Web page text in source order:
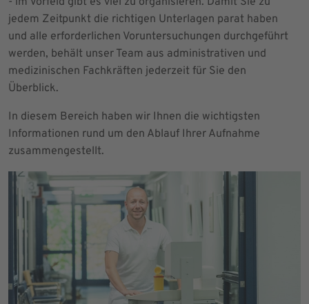
jedem Zeitpunkt die richtigen Unterlagen parat haben
und alle erforderlichen Voruntersuchungen durchgeführt
werden, behält unser Team aus administrativen und
medizinischen Fachkräften jederzeit für Sie den
Überblick.
In diesem Bereich haben wir Ihnen die wichtigsten
Informationen rund um den Ablauf Ihrer Aufnahme
zusammengestellt.